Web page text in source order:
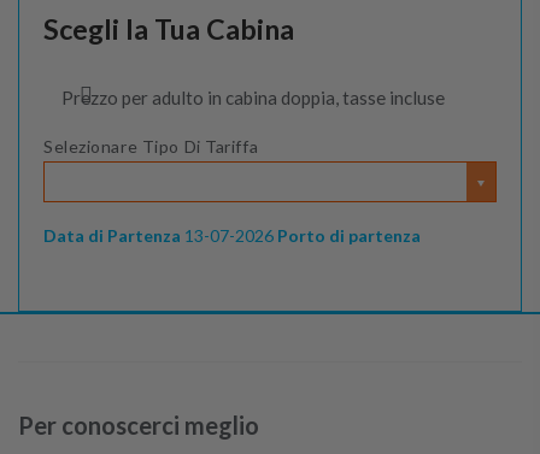
Scegli la Tua Cabina
Prezzo per adulto in cabina doppia, tasse incluse
Selezionare Tipo Di Tariffa
Data di Partenza 13-07-2026 Porto di partenza
Per conoscerci meglio